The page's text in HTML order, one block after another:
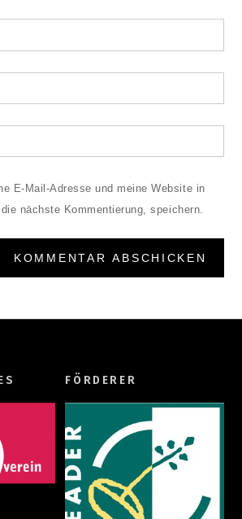
E-Mail-Adresse und meine Website in
nächste Kommentierung, speichern.
FÖRDERER